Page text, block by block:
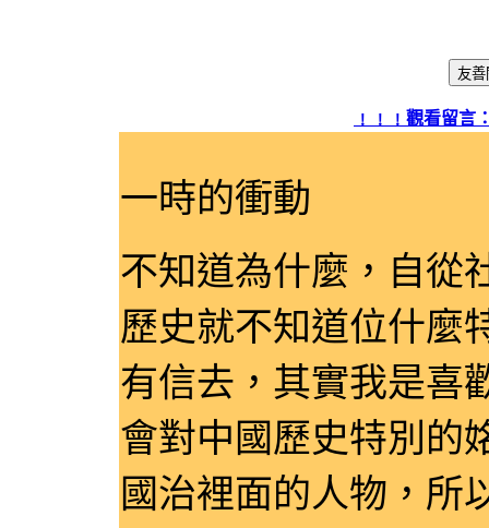
﹗﹗﹗觀看留言
一時的衝動
不知道為什麼，自從
歷史就不知道位什麼
有信去，其實我是喜
會對中國歷史特別的
國治裡面的人物，所